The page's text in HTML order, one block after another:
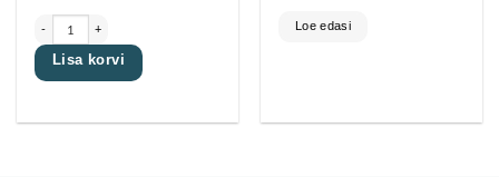
Käepide UMO-492 50mm, (c/c 32mm) 32x18mm, paksus 1.5mm, alumiinium/vask matt kogus
Lisa korvi
Loe edasi